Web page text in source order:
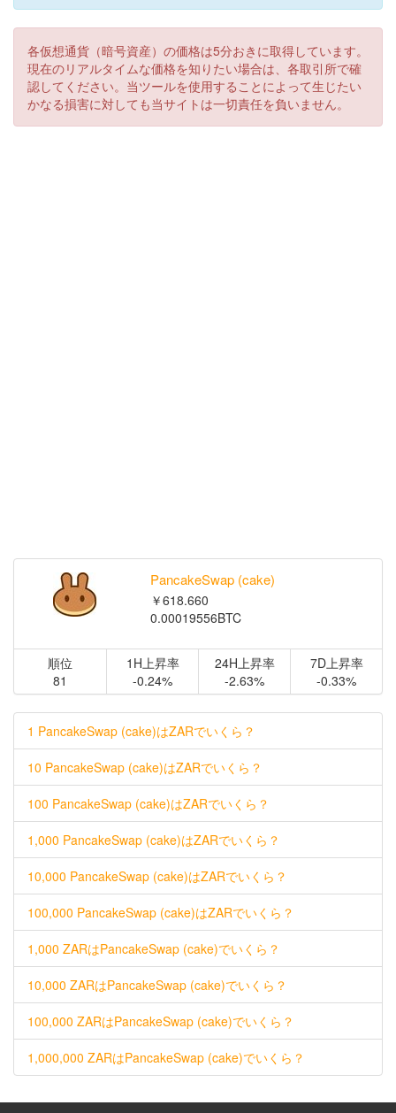
各仮想通貨（暗号資産）の価格は5分おきに取得しています。
現在のリアルタイムな価格を知りたい場合は、各取引所で確
認してください。当ツールを使用することによって生じたい
かなる損害に対しても当サイトは一切責任を負いません。
PancakeSwap (cake)
￥618.660
0.00019556BTC
順位
81
1H上昇率
-0.24%
24H上昇率
-2.63%
7D上昇率
-0.33%
1 PancakeSwap (cake)はZARでいくら？
10 PancakeSwap (cake)はZARでいくら？
100 PancakeSwap (cake)はZARでいくら？
1,000 PancakeSwap (cake)はZARでいくら？
10,000 PancakeSwap (cake)はZARでいくら？
100,000 PancakeSwap (cake)はZARでいくら？
1,000 ZARはPancakeSwap (cake)でいくら？
10,000 ZARはPancakeSwap (cake)でいくら？
100,000 ZARはPancakeSwap (cake)でいくら？
1,000,000 ZARはPancakeSwap (cake)でいくら？